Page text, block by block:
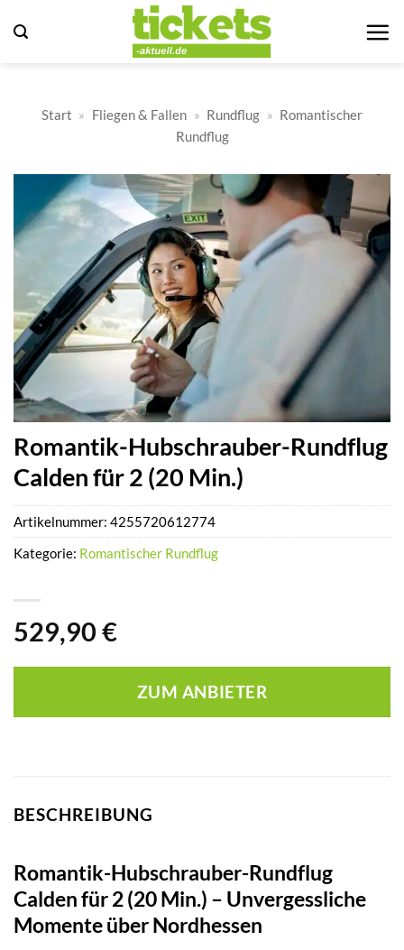
Inhalt
Start » Fliegen & Fallen » Rundflug » Romantischer
Rundflug
Romantik-Hubschrauber-Rundflug
Calden für 2 (20 Min.)
529,90 €
ZUM ANBIETER
Artikelnummer: 4255720612774
Kategorie: Romantischer Rundflug
BESCHREIBUNG
Romantik-Hubschrauber-Rundflug
Calden für 2 (20 Min.) – Unvergessliche
Momente über Nordhessen